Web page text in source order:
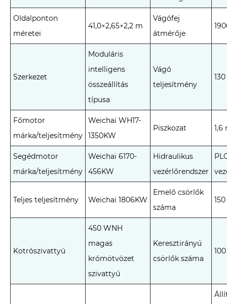
Oldalponton
méretei
41,0×2,65×2,2 m
Vágófej
átmérője
Szerkezet
Moduláris
intelligens
összeállítás
típusa
Vágó
teljesítmény
Főmotor
márka/teljesítmény
Weichai WH17-
1350KW
Piszkozat 1,6
Segédmotor
márka/teljesítmény
Weichai 6170-
456KW
Hidraulikus
vezérlőrendszer
Teljes teljesítmény Weichai 1806KW
Emelő csörlők
száma
Kotrószivattyú
450 WNH
magas
krómötvözet
szivattyú
Keresztirányú
csörlők száma